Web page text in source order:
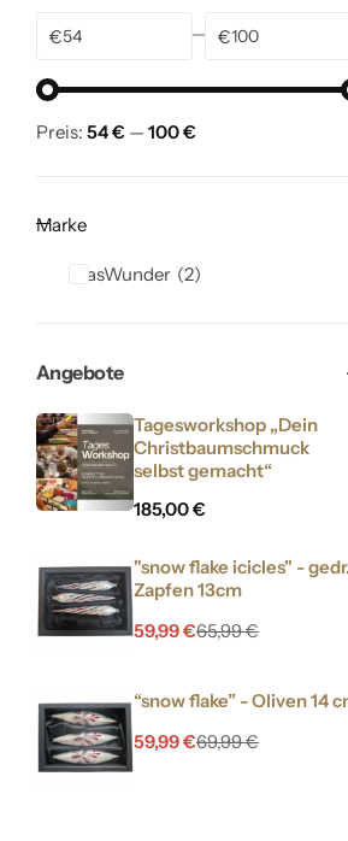
€ €
Preis: 54 € — 100 €
Marke
GlasWunder 2
Angebote
Tagesworkshop „Dein
Christbaumschmuck
selbst gemacht“
185,00€
"snow flake icicles" -
Zapfen 13cm
65,99€
59,99€
“snow flake” - Oliven 14
69,99€
59,99€